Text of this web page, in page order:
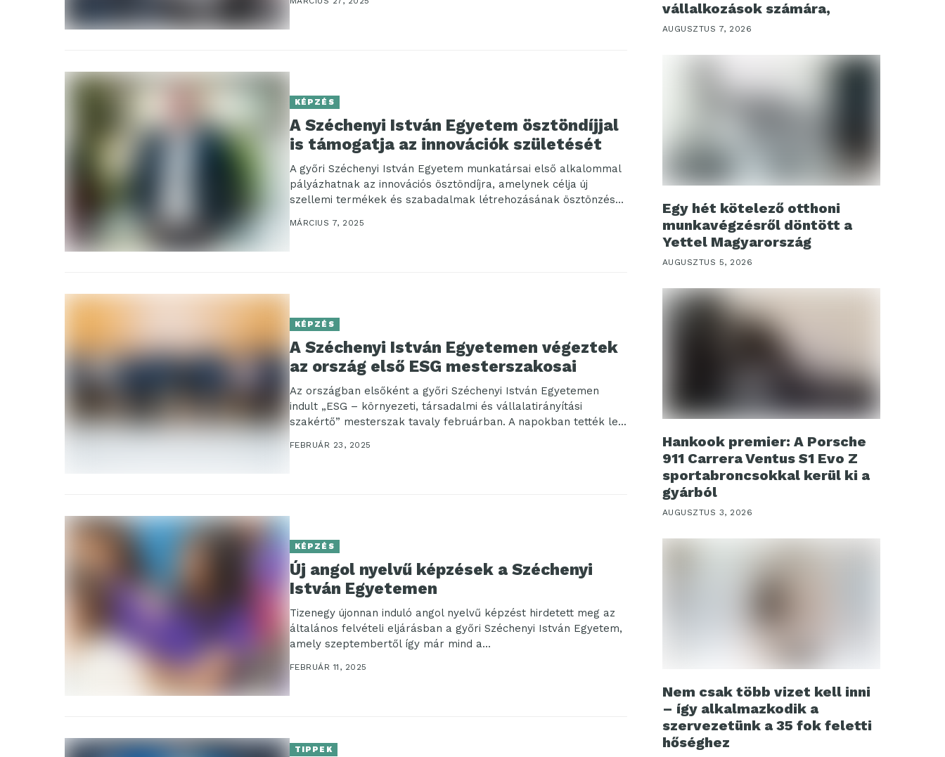
KÉPZÉS
A Széchenyi István Egyetem ösztöndíjjal
is támogatja az innovációk születését
A győri Széchenyi István Egyetem munkatársai első alkalommal
pályázhatnak az innovációs ösztöndíjra, amelynek célja új
szellemi termékek és szabadalmak létrehozásának ösztönzése.
A pályázatok...
MÁRCIUS 7, 2025
KÉPZÉS
A Széchenyi István Egyetemen végeztek
az ország első ESG mesterszakosai
Az országban elsőként a győri Széchenyi István Egyetemen
indult „ESG – környezeti, társadalmi és vállalatirányítási
szakértő” mesterszak tavaly februárban. A napokban tették le...
FEBRUÁR 23, 2025
KÉPZÉS
Új angol nyelvű képzések a Széchenyi
István Egyetemen
Tizenegy újonnan induló angol nyelvű képzést hirdetett meg az
általános felvételi eljárásban a győri Széchenyi István Egyetem,
amely szeptembertől így már mind a...
FEBRUÁR 11, 2025
TIPPEK
vállalkozások számára,
AUGUSZTUS 7, 2026
Egy hét kötelező otthoni
munkavégzésről döntött a
Yettel Magyarország
AUGUSZTUS 5, 2026
Hankook premier: A Porsche
911 Carrera Ventus S1 Evo Z
sportabroncsokkal kerül ki a
gyárból
AUGUSZTUS 3, 2026
Nem csak több vizet kell inni
– így alkalmazkodik a
szervezetünk a 35 fok feletti
hőséghez